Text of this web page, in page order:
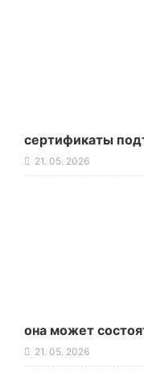
сертификаты
21. 05. 2026
она может
21. 05. 2026